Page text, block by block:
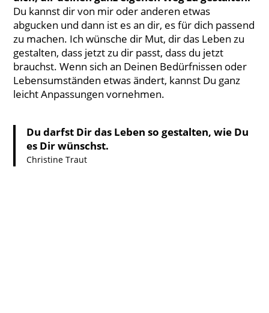
Du kannst dir von mir oder anderen etwas
abgucken und dann ist es an dir, es für dich passend
zu machen. Ich wünsche dir Mut, dir das Leben zu
gestalten, dass jetzt zu dir passt, dass du jetzt
brauchst. Wenn sich an Deinen Bedürfnissen oder
Lebensumständen etwas ändert, kannst Du ganz
leicht Anpassungen vornehmen.
Du darfst Dir das Leben so gestalten, wie Du
es Dir wünschst.
Christine Traut